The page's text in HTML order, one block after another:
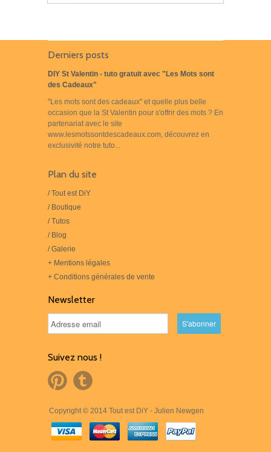
Derniers posts
DIY St Valentin - tuto gratuit avec "Les Mots sont
des Cadeaux"
"Les mots sont des cadeaux" et quelle plus belle
occasion que la St Valentin pour s'offrir des mots ? En
partenariat avec le site
www.lesmotssontdescadeaux.com, découvrez en
exclusivité notre tuto...
Plan du site
/ Tout est DiY
/ Boutique
/ Tutos
/ Blog
/ Galerie
+ Mentions légales
+ Conditions générales de vente
Newsletter
Suivez nous !
Copyright © 2014 Tout est DiY - Julien Newgen